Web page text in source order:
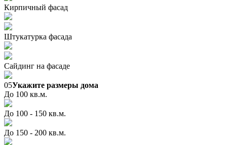
Кирпичный фасад
Штукатурка фасада
Сайдинг на фасаде
05Укажите размеры дома
До 100 кв.м.
До 100 - 150 кв.м.
До 150 - 200 кв.м.